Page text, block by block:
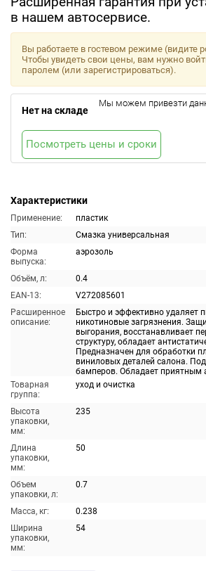
в нашем автосервисе.
Характеристики
Применение:
пластик
Тип:
Смазка универсальная
Форма
выпуска:
аэрозоль
Объём, л:
0.4
EAN-13:
V272085601
Расширенное
описание:
Быстро и эффективно удаляет
никотиновые загрязнения.
выгорания, восстанавливает
структуру, обладает
Предназначен для обработки
виниловых деталей салона.
бамперов. Обладает приятным
Товарная
группа:
уход и очистка
Высота
упаковки,
мм:
235
Длина
упаковки,
мм:
50
Объем
упаковки, л:
0.7
Масса, кг:
0.238
Ширина
упаковки,
мм:
54
Вы работаете в гостевом режиме (видите
Чтобы увидеть свои цены, вам нужно
паролем (или зарегистрироваться).
Нет на складе
Мы можем привезти
Посмотреть цены и сроки